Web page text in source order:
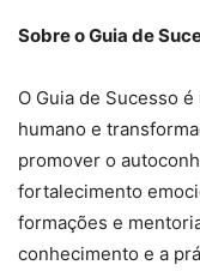
Sobre o Guia de
O Guia de Sucesso
humano e
promover o
fortalecimento
formações e
conhecimento e a